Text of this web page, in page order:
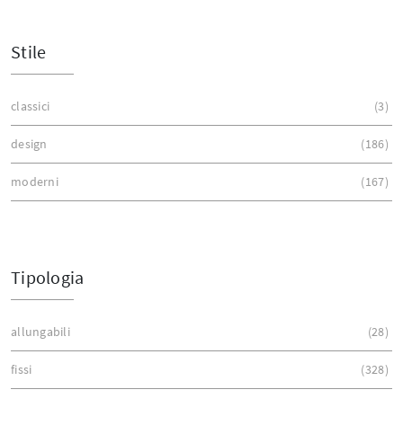
Stile
classici 3
design 186
moderni 167
Tipologia
allungabili 28
fissi 328